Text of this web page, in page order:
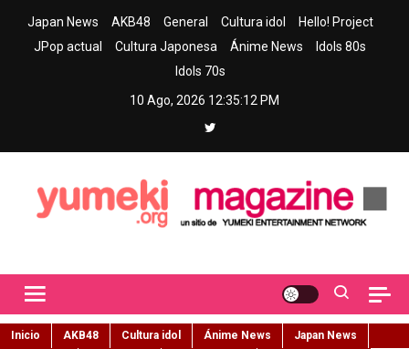
Japan News AKB48 General Cultura idol
Hello! Project
JPop actual
Cultura Japonesa Ánime News
Idols 80s
Idols 70s
10 Ago, 2026 12:35:13 PM
Inicio AKB48 Cultura idol Ánime News
Japan News